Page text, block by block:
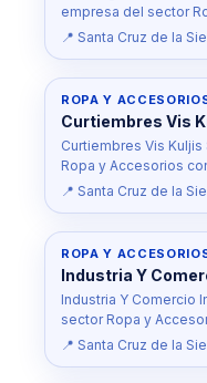
empresa del sector
📍 Santa Cruz de la
ROPA Y
Curtiembres Vis
Curtiembres Vis
Ropa y Accesorios
📍 Santa Cruz de la
ROPA Y
Industria Y
Industria Y Comercio
sector Ropa y
📍 Santa Cruz de la